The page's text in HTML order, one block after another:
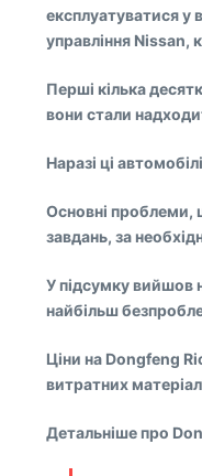
експлуатуватися у
управління Nissan,
Перші кілька
вони стали
Наразі ці
Основні проблеми,
завдань, за
У підсумку вийшов
найбільш
Ціни на Dongfeng
витратних
Детальніше про